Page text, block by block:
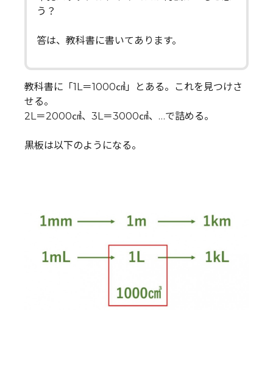
う？
答は、教科書に書いてあります。
教科書に「1L＝1000㎤」とある。これを見つけさ
せる。
2L＝2000㎤、3L＝3000㎤、…で詰める。
黒板は以下のようになる。